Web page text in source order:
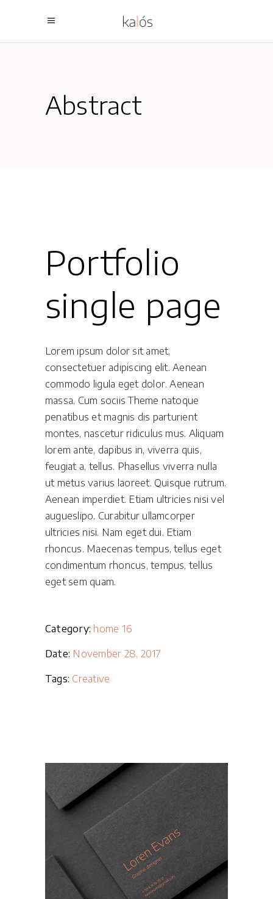
Abstract
Portfolio
single page
Lorem ipsum dolor sit amet,
consectetuer adipiscing elit. Aenean
commodo ligula eget dolor. Aenean
massa. Cum sociis Theme natoque
penatibus et magnis dis parturient
montes, nascetur ridiculus mus. Aliquam
lorem ante, dapibus in, viverra quis,
feugiat a, tellus. Phasellus viverra nulla
ut metus varius laoreet. Quisque rutrum.
Aenean imperdiet. Etiam ultricies nisi vel
augueslipo. Curabitur ullamcorper
ultricies nisi. Nam eget dui. Etiam
rhoncus. Maecenas tempus, tellus eget
condimentum rhoncus, tempus, tellus
eget sem quam.
Category: home 16
Date: November 28, 2017
Tags: Creative